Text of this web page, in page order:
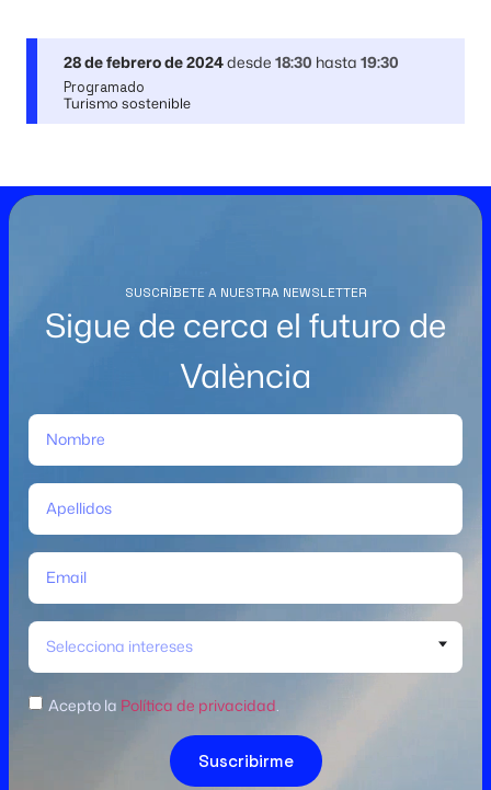
28 de febrero de 2024desde 18:30 hasta 19:30
Programado
Turismo sostenible
SUSCRÍBETE A NUESTRA NEWSLETTER
Sigue de cerca el futuro de
València
Selecciona intereses
Acepto la Política de privacidad
Suscribirme